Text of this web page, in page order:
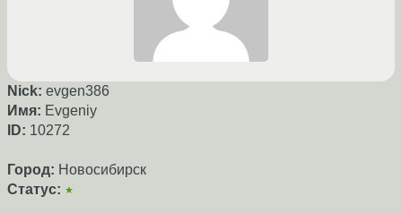
Nick: evgen386
Имя: Evgeniy
ID: 10272
Город: Новосибирск
Статус: ★